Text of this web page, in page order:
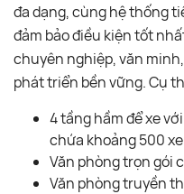
đa dạng, cùng hệ thống
đảm bảo điều kiện tốt
chuyên nghiệp, văn
phát triển bền vững. Cụ
4 tầng hầm để xe
chứa khoảng 500 xe
Văn phòng trọn gói
Văn phòng truyền